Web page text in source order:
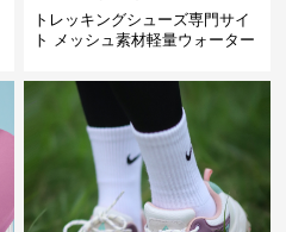
トレッキングシューズ専門サイ
ト メッシュ素材軽量ウォーター